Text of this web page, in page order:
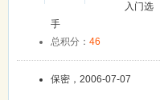
入门选
手
总积分： 46
保密，2006-07-07